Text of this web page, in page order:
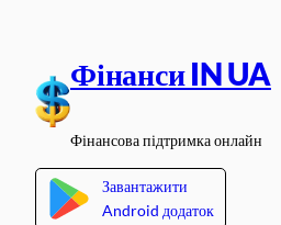
вмісту
Фінанси IN UA
Фінансова підтримка онлайн
Завантажити
Android додаток